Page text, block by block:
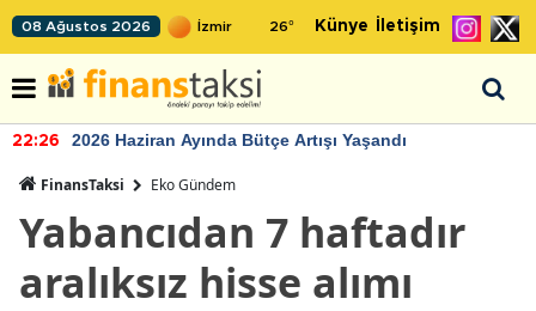
08 Ağustos 2026 26° Künye İletişim
22:26 2026 Haziran Ayında Bütçe Artışı Yaşandı
FinansTaksi Eko Gündem
Yabancıdan 7 haftadır
aralıksız hisse alımı